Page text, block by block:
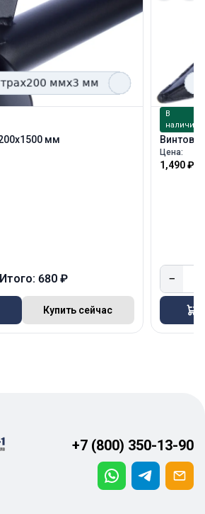
мм
Итого: 680 ₽
Купить сейчас
В
наличии
Цена:
1,490 ₽
−
+7 (800) 350-13-90